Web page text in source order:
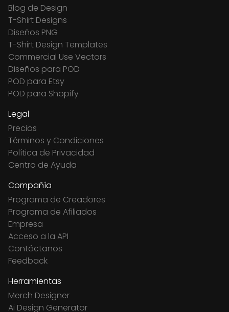
Blog de Design
T-Shirt Designs
Diseños PNG
T-Shirt Design Templates
Commercial Use Vectors
Diseños para POD
POD para Etsy
POD para Shopify
Legal
Precios
Términos y Condiciones
Política de Privacidad
Centro de Ayuda
Compañía
Programa de Creadores
Programa de Afiliados
Empresa
Acceso a la API
Contáctanos
Feedback
Herramientas
Merch Designer
Ai Design Generator